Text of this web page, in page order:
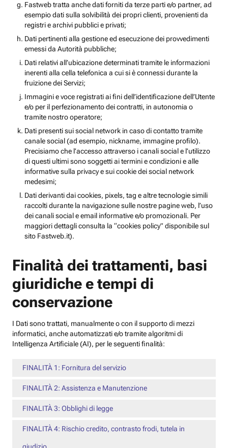
Fastweb tratta anche dati forniti da terze parti e/o partner, ad
esempio dati sulla solvibilità dei propri clienti, provenienti da
registri e archivi pubblici e privati;
Dati pertinenti alla gestione ed esecuzione dei provvedimenti
emessi da Autorità pubbliche;
Dati relativi all’ubicazione determinati tramite le informazioni
inerenti alla cella telefonica a cui si è connessi durante la
fruizione dei Servizi;
Immagini e voce registrati ai fini dell’identificazione dell’Utente
e/o per il perfezionamento dei contratti, in autonomia o
tramite nostro operatore;
Dati presenti sui social network in caso di contatto tramite
canale social (ad esempio, nickname, immagine profilo).
Precisiamo che l’accesso attraverso i canali social e l’utilizzo
di questi ultimi sono soggetti ai termini e condizioni e alle
informative sulla privacy e sui cookie dei social network
medesimi;
Dati derivanti dai cookies, pixels, tag e altre tecnologie simili
raccolti durante la navigazione sulle nostre pagine web, l’uso
dei canali social e email informative e/o promozionali. Per
maggiori dettagli consulta la “cookies policy” disponibile sul
sito Fastweb.it).
Finalità dei trattamenti, basi
giuridiche e tempi di
conservazione
I Dati sono trattati, manualmente o con il supporto di mezzi
informatici, anche automatizzati e/o tramite algoritmi di
Intelligenza Artificiale (AI), per le seguenti finalità:
FINALITÀ 1: Fornitura del servizio
FINALITÀ 2: Assistenza e Manutenzione
FINALITÀ 3: Obblighi di legge
FINALITÀ 4: Rischio credito, contrasto frodi, tutela in